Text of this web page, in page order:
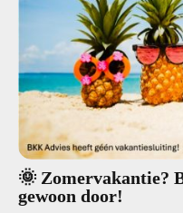
🌞 Zomervakantie?
gewoon door!